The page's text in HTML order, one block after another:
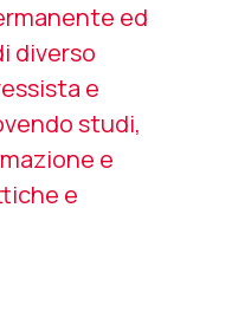
ed
diverso
e
studi,
e
e